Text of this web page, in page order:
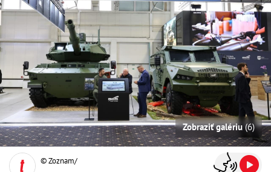
Zobraziť galériu(6)
© Zoznam/